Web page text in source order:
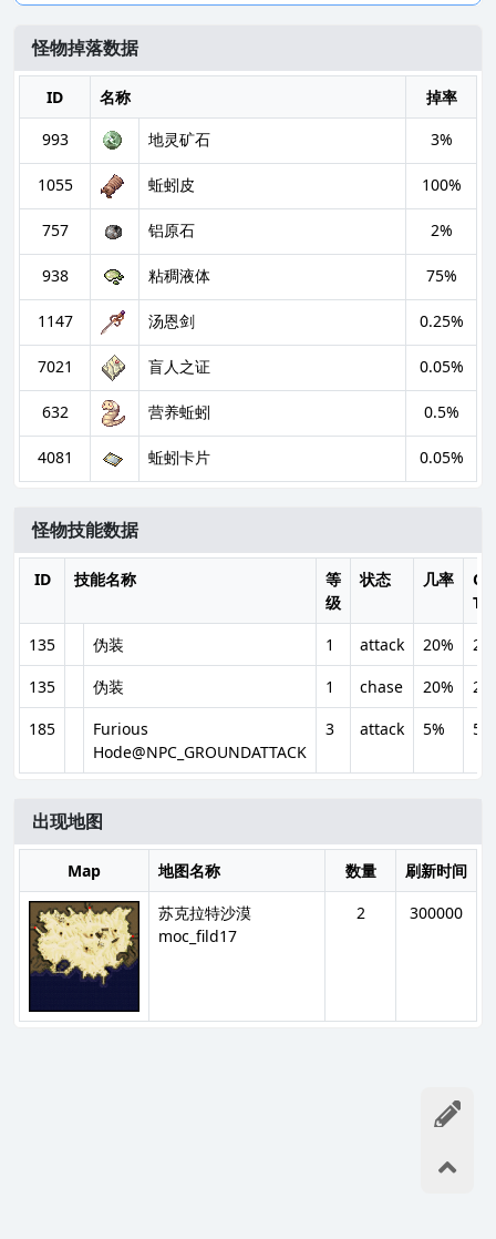
怪物掉落数据
ID 名称
掉率
993
地灵矿石 3%
1055 蚯蚓皮 100%
757 铝原石 2%
938 粘稠液体 75%
1147 汤恩剑 0.25%
7021 盲人之证 0.05%
632 营养蚯蚓 0.5%
4081 蚯蚓卡片 0.05%
怪物技能数据
ID 技能名称
等
级
状态 几率
135
伪装 1 attack 20%
135
伪装 1 chase 20%
185
Furious
Hode@NPC_GROUNDATTACK
3 attack 5%
出现地图
Map 地图名称 数量
刷新时间
苏克拉特沙漠
moc_fild17
2 300000